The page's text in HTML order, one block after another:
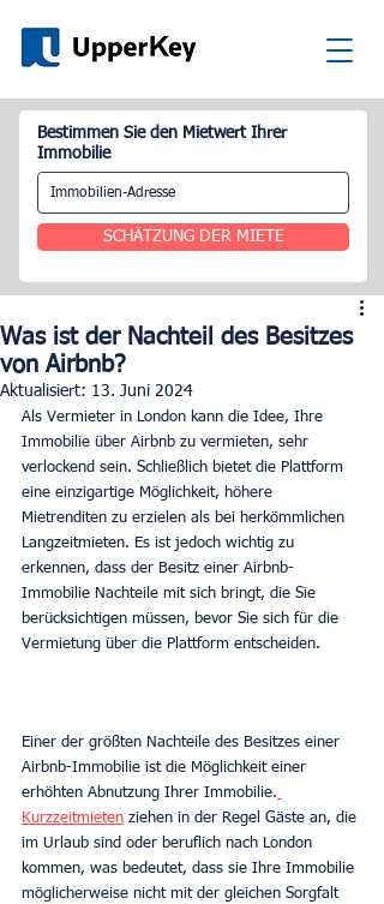
Bestimmen Sie den Mietwert Ihrer
Immobilie
SCHÄTZUNG DER MIETE
Was ist der Nachteil des Besitzes
von Airbnb?
Aktualisiert: 13. Juni 2024
Als Vermieter in London kann die Idee, Ihre
Immobilie über Airbnb zu vermieten, sehr
verlockend sein. Schließlich bietet die Plattform
eine einzigartige Möglichkeit, höhere
Mietrenditen zu erzielen als bei herkömmlichen
Langzeitmieten. Es ist jedoch wichtig zu
erkennen, dass der Besitz einer Airbnb-
Immobilie Nachteile mit sich bringt, die Sie
berücksichtigen müssen, bevor Sie sich für die
Vermietung über die Plattform entscheiden.
Einer der größten Nachteile des Besitzes einer
Airbnb-Immobilie ist die Möglichkeit einer
erhöhten Abnutzung Ihrer Immobilie.
Kurzzeitmieten ziehen in der Regel Gäste an, die
im Urlaub sind oder beruflich nach London
kommen, was bedeutet, dass sie Ihre Immobilie
möglicherweise nicht mit der gleichen Sorgfalt